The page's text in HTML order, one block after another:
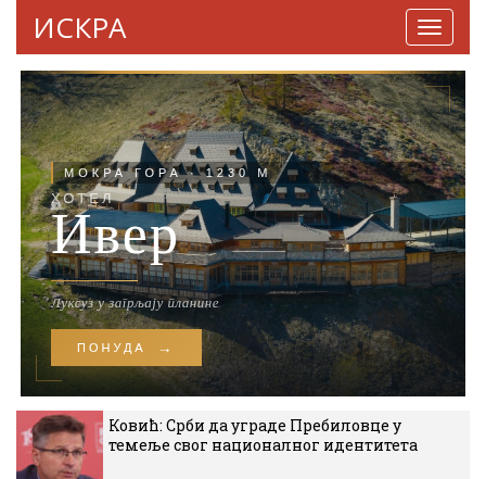
ИСКРА
Ковић: Срби да уграде Пребиловце у
темеље свог националног идентитета